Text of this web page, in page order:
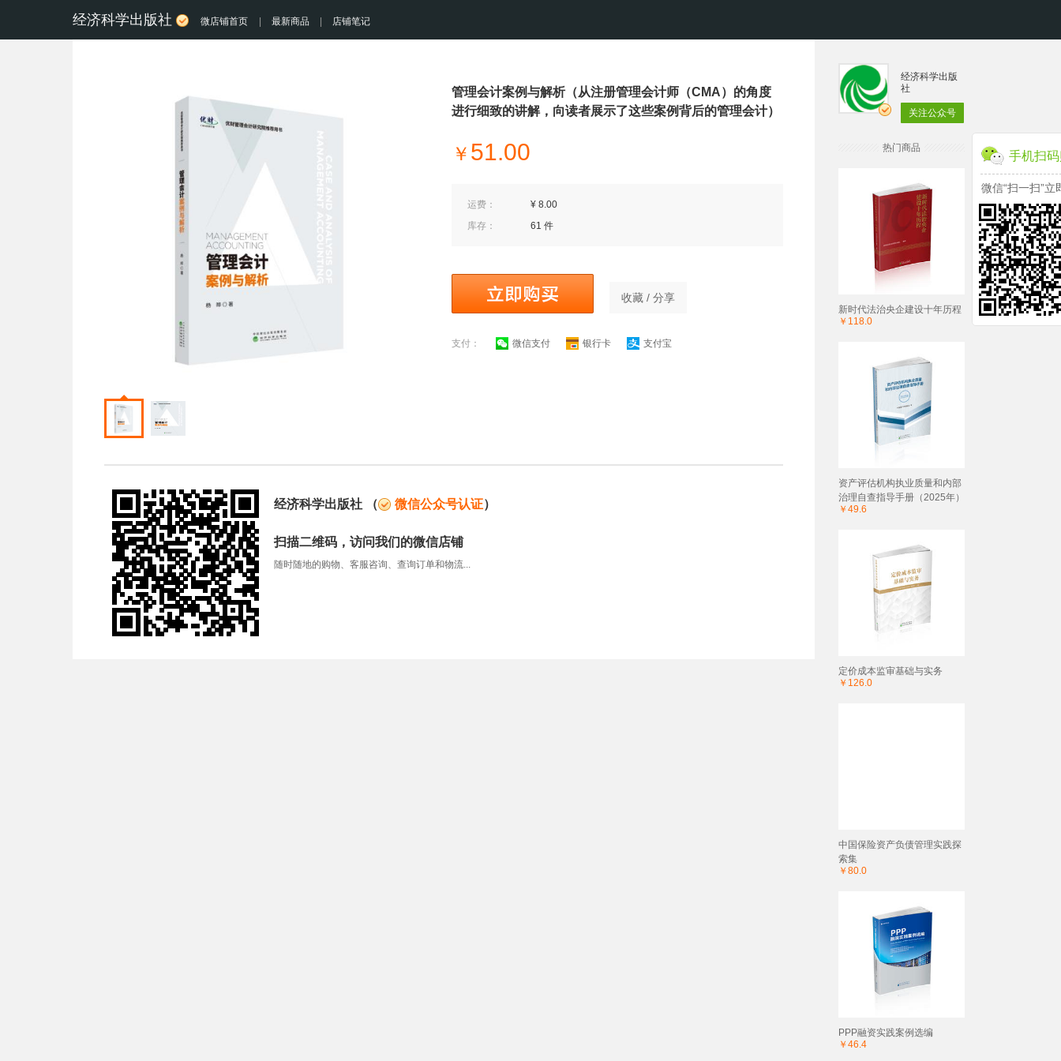
经济科学出版社 微店铺首页 最新商品 店铺笔记
管理会计案例与解析（从注册管理会计师（CMA）的角度
进行细致的讲解，向读者展示了这些案例背后的管理会计）
￥ 51.00
运费：
¥ 8.00
库存：
61 件
收藏 / 分享
支付： 微信支付 银行卡 支付宝
经济科学出版社 （ 微信公众号认证）
扫描二维码，访问我们的微信店铺
随时随地的购物、客服咨询、查询订单和物流...
经济科学出版
社
关注公众号
热门商品
新时代法治央企建设十年历程
￥118.0
资产评估机构执业质量和内部
治理自查指导手册（2025年）
￥49.6
定价成本监审基础与实务
￥126.0
中国保险资产负债管理实践探
索集
￥80.0
PPP融资实践案例选编
￥46.4
手机扫
微信“扫一扫”立